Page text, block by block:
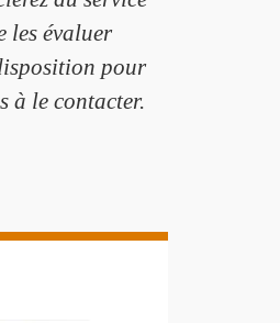
les évaluer
pour
à le contacter.